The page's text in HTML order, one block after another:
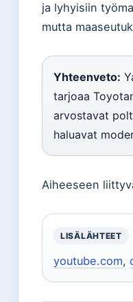
ja lyhyisiin
mutta
Yhteenveto:
tarjoaa
arvostavat
haluavat
Aiheeseen
LISÄLÄHTEET
youtube.com,